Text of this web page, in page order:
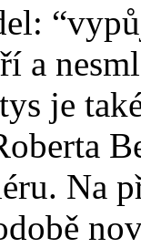
a
je
Na